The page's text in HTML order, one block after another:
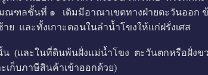
ฑลชั้นที่ ๑ เดิมมีอาณาเขตทางฝ่ายตะวันออก
และทั้งเกาะดอนในลำน้ำโขงให้แก่ฝรั่งเศส
(และในที่ดินพ้นฝั่งแม่น้ำโขง ตะวันตกหรือฝั่งข
ก็บภาษีสินค้าเข้าออกด้วย)